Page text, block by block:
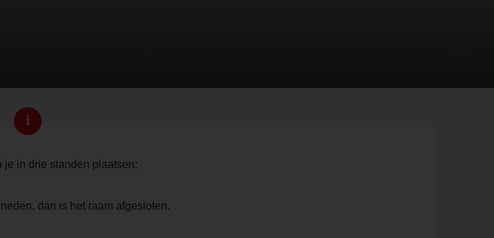
i
je in drie standen plaatsen:
dan is het raam afgesloten.